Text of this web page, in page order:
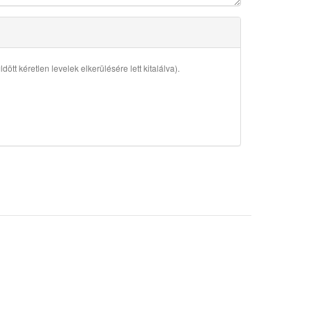
kéretlen levelek elkerülésére lett kitalálva).